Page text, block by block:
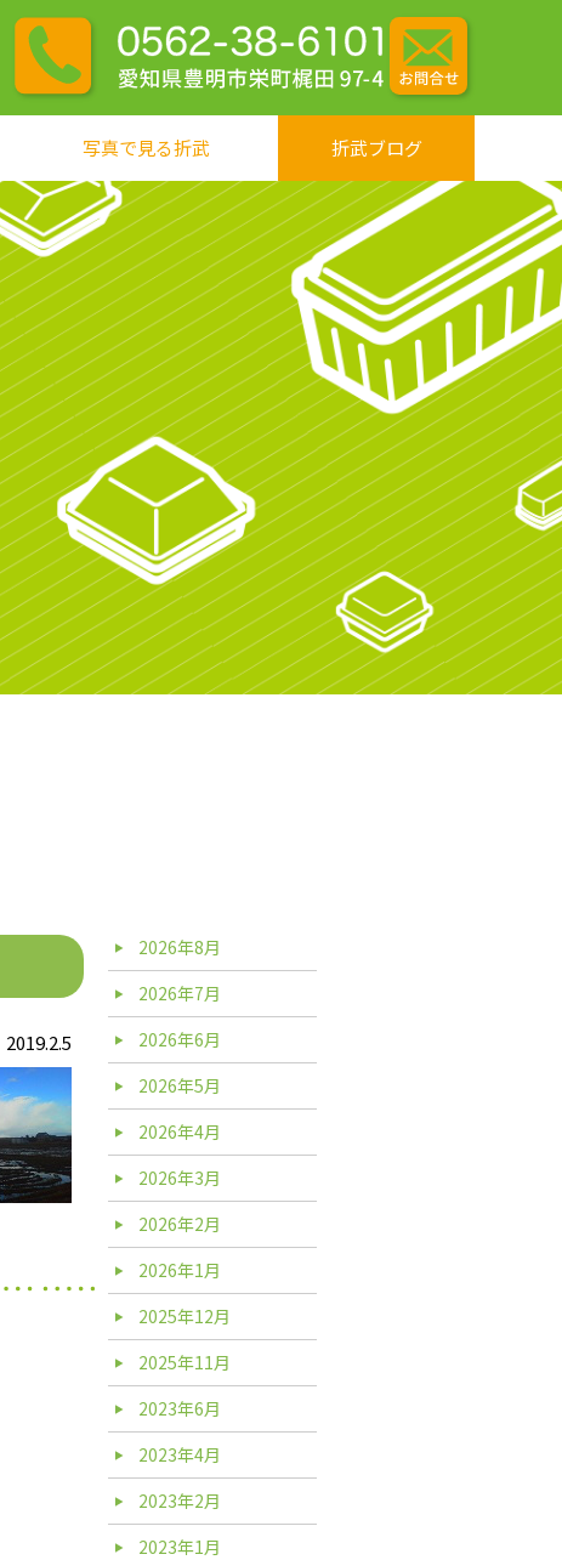
写真で見る折武 折武ブログ
2019.2.5
2026年8月
2026年7月
2026年6月
2026年5月
2026年4月
2026年3月
2026年2月
2026年1月
2025年12月
2025年11月
2023年6月
2023年4月
2023年2月
2023年1月